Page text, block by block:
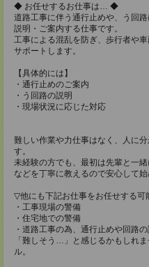
◆ お任せするお仕事は… ◆
道路工事に伴う通行止めや、う回
説明・ご案内する仕事です。
工事による混乱を防ぎ、歩行者や
サポートします。
【具体的には】
・通行止めのご案内
・う回路の説明
・現場状況に応じた対応
難しい作業や力仕事はなく、人に
す。
未経験の方でも、最初は先輩と一
などを丁寧に教えるので安心して始
▽他にも下記お仕事をお任せする可
・工事現場の警備
・住宅地での警備
・道路工事の為、通行止めや回路
「難しそう…」と感じるかもしれ
ル。